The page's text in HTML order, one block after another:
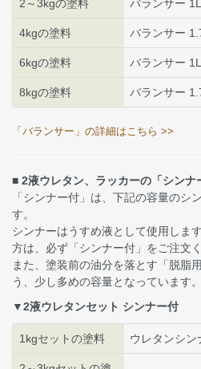
2～3kgの塗料 バランサー 1L
4kgの塗料 バランサー
6kgの塗料 バランサー
8kgの塗料 バランサー
「バランサー」の詳細はこちら >>
■ 2液ウレタン、ラッカーの「シンナ
「シンナー付」は、下記の容量のシ
す。
シンナーはうすめ液として使用しま
方は、必ず「シンナー付」をご注文く
また、塗装前の油分を落とす「脱脂
う、少し多めの容量となっています。
▼2液ウレタンセット シンナー付
1kgセットの塗料 ウレタンシン